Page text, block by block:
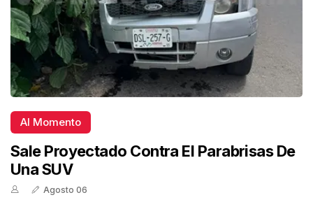
Al Momento
Sale Proyectado Contra El Parabrisas De
Una SUV
Agosto 06